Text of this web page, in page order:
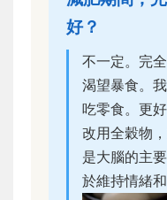
好？
不一定。完
渴望暴食。
吃零食。更
改用全穀物
是大腦的主
於維持情緒和